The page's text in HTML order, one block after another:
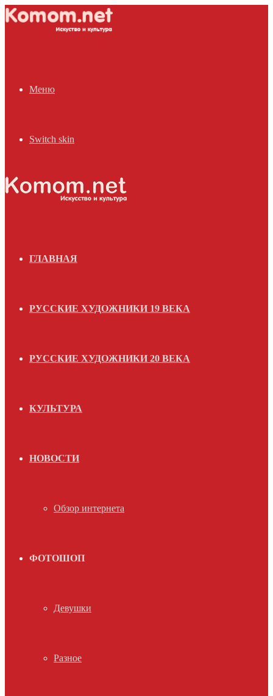
Меню
Switch skin
ГЛАВНАЯ
РУССКИЕ ХУДОЖНИКИ 19 ВЕКА
РУССКИЕ ХУДОЖНИКИ 20 ВЕКА
КУЛЬТУРА
НОВОСТИ
Обзор интернета
ФОТОШОП
Девушки
Разное